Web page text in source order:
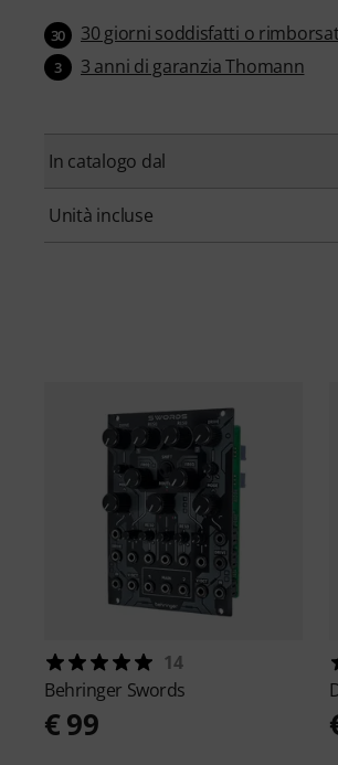
30 30 giorni soddisfatti o
3 3 anni di garanzia Thomann
In catalogo dal
Unità incluse
14
Behringer Swords
€ 99